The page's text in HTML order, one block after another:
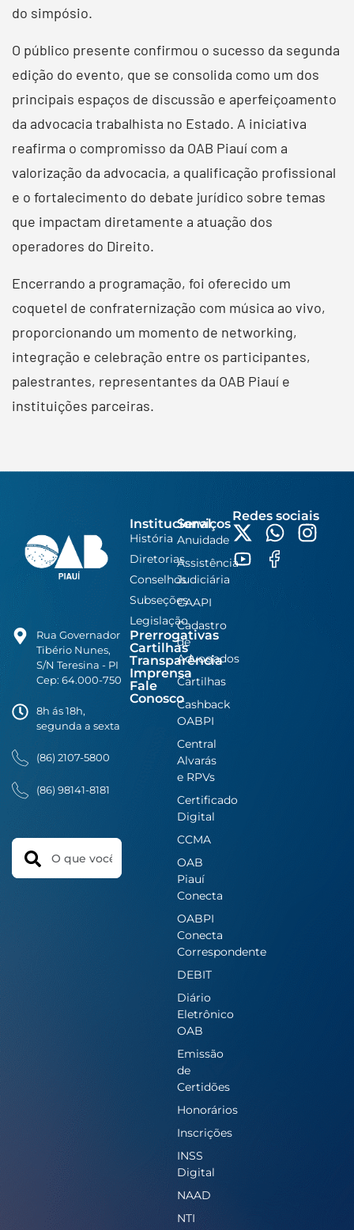
do simpósio.
O público presente confirmou o sucesso da segunda
edição do evento, que se consolida como um dos
principais espaços de discussão e aperfeiçoamento
da advocacia trabalhista no Estado. A iniciativa
reafirma o compromisso da OAB Piauí com a
valorização da advocacia, a qualificação profissional
e o fortalecimento do debate jurídico sobre temas
que impactam diretamente a atuação dos
operadores do Direito.
Encerrando a programação, foi oferecido um
coquetel de confraternização com música ao vivo,
proporcionando um momento de networking,
integração e celebração entre os participantes,
palestrantes, representantes da OAB Piauí e
instituições parceiras.
Rua Governador
Tibério Nunes,
S/N Teresina - PI
Cep: 64.000-750
8h ás 18h,
segunda a sexta
(86) 2107-5800
(86) 98141-8181
Search
Institucional
História
Diretorias
Conselhos
Subseções
Legislação
Prerrogativas
Cartilhas
Transparência
Imprensa
Fale
Conosco
Serviços
Anuidade
Assistência
Judiciária
CAAPI
Cadastro
de
Advogados
Cartilhas
Cashback
OABPI
Central
Alvarás
e RPVs
Certificado
Digital
CCMA
OAB
Piauí
Conecta
OABPI
Conecta
Correspondente
DEBIT
Diário
Eletrônico
OAB
Emissão
de
Certidões
Honorários
Inscrições
INSS
Digital
NAAD
NTI
Redes sociais